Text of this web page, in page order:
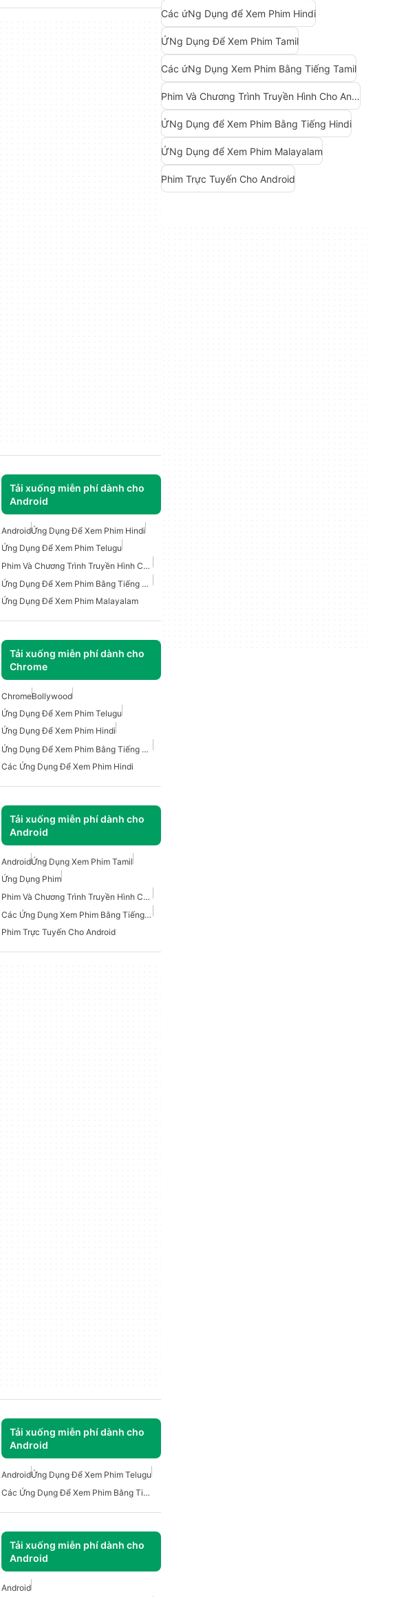
Tải xuống miễn phí dành cho
Android
AndroidỨng Dụng Để Xem Phim Hindi
Ứng Dụng Để Xem Phim Telugu
Phim Và Chương Trình Truyền Hình Cho Android
Ứng Dụng Để Xem Phim Bằng Tiếng Malayalam
Ứng Dụng Để Xem Phim Malayalam
Tải xuống miễn phí dành cho
Chrome
ChromeBollywood
Ứng Dụng Để Xem Phim Telugu
Ứng Dụng Để Xem Phim Hindi
Ứng Dụng Để Xem Phim Bằng Tiếng Hindi
Các Ứng Dụng Để Xem Phim Hindi
Tải xuống miễn phí dành cho
Android
AndroidỨng Dụng Xem Phim Tamil
Ứng Dụng Phim
Phim Và Chương Trình Truyền Hình Cho Android
Các Ứng Dụng Xem Phim Bằng Tiếng Tamil
Phim Trực Tuyến Cho Android
Tải xuống miễn phí dành cho
Android
AndroidỨng Dụng Để Xem Phim Telugu
Các Ứng Dụng Để Xem Phim Bằng Tiếng Telugu
Tải xuống miễn phí dành cho
Android
Android
Các ứNg Dụng để Xem Phim Hindi
ỨNg Dụng Để Xem Phim Tamil
Các ứNg Dụng Xem Phim Bằng Tiếng Tamil
Phim Và Chương Trình Truyền Hình Cho Android
ỨNg Dụng để Xem Phim Bằng Tiếng Hindi
ỨNg Dụng để Xem Phim Malayalam
Phim Trực Tuyến Cho Android